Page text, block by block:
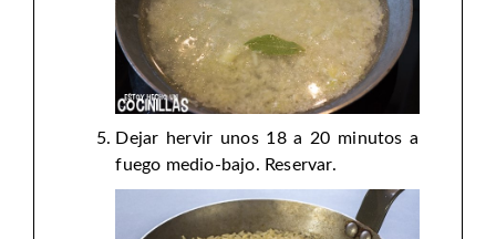
Dejar hervir unos 18 a 20 minutos a
fuego medio-bajo. Reservar.